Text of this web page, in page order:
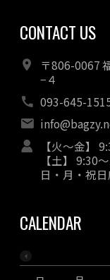
CONTACT US
〒806-0067
−４
093-645-
【火～金】
【土】 9:30
日・月・祝
CALENDAR